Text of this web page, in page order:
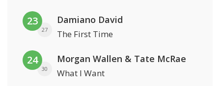
23
27
Damiano David
The First Time
24
30
Morgan Wallen & Tate McRae
What I Want